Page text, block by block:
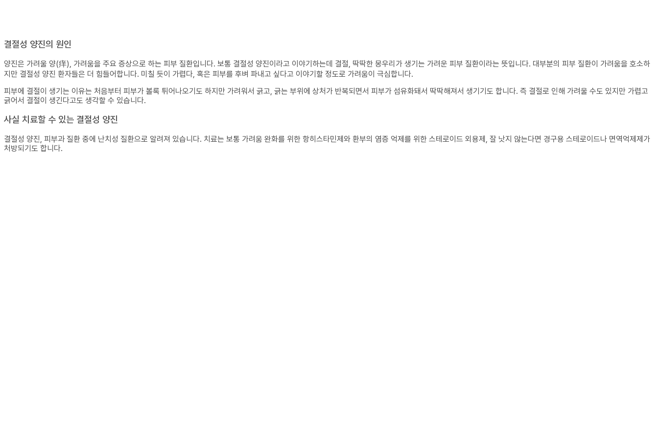
결절성 양진의 원인
양진은 가려울 양(痒), 가려움을 주요 증상으로 하는 피부 질환입니다. 보통 결절성 양진이라고 이야기하는데 결절, 딱딱한 몽우리가 생기는 가려운 피부 질환이라는 뜻입니다. 대부분의 피부 질환이 가려움을 호소하
지만 결절성 양진 환자들은 더 힘들어합니다. 미칠 듯이 가렵다, 혹은 피부를 후벼 파내고 싶다고 이야기할 정도로 가려움이 극심합니다.
피부에 결절이 생기는 이유는 처음부터 피부가 볼록 튀어나오기도 하지만 가려워서 긁고, 긁는 부위에 상처가 반복되면서 피부가 섬유화돼서 딱딱해져서 생기기도 합니다. 즉 결절로 인해 가려울 수도 있지만 가렵고
긁어서 결절이 생긴다고도 생각할 수 있습니다.
사실 치료할 수 있는 결절성 양진
결절성 양진, 피부과 질환 중에 난치성 질환으로 알려져 있습니다. 치료는 보통 가려움 완화를 위한 항히스타민제와 환부의 염증 억제를 위한 스테로이드 외용제, 잘 낫지 않는다면 경구용 스테로이드나 면역억제제가
처방되기도 합니다.